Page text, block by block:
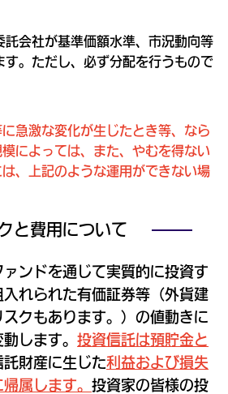
託会社が基準価額水準、市況動向等
す。ただし、必ず分配を行うもので
急激な変化が生じたとき等、なら
によっては、また、やむを得ない
、上記のような運用ができない場
と費用について
ンドを通じて実質的に投資す
れられた有価証券等（外貨建
クもあります。）の値動きに
します。 投資信託は預貯金と
託財産に生じた利益および損失
属します。 投資家の皆様の投